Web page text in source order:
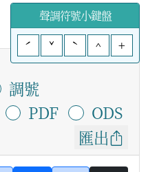
聲調符號小鍵盤
ˊ
ˇ ˋ ^ +
調號
PDF
ODS
匯出